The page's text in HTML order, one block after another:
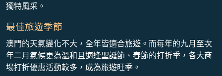
獨特風采。
最佳旅遊季節
澳門的天氣變化不大，全年皆適合旅遊。而每年的九月至次
年二月氣候更為溫和且適逢聖誕節、春節的打折季，各大商
場打折優惠活動較多，成為旅遊旺季。